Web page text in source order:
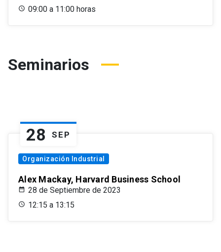
09:00 a 11:00 horas
Seminarios
28 SEP
Organización Industrial
Alex Mackay, Harvard Business School
28 de Septiembre de 2023
12:15 a 13:15